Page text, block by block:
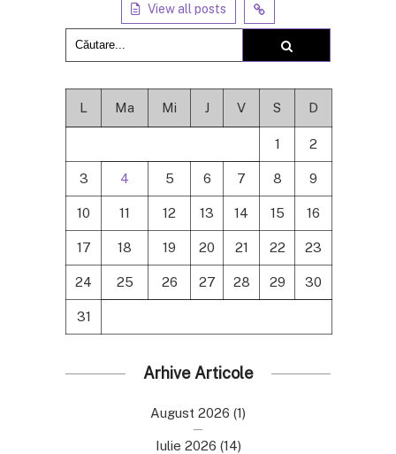
View all posts
L Ma Mi J V S D
1 2
3 4 5 6 7 8 9
10 11 12 13 14 15 16
17 18 19 20 21 22 23
24 25 26 27 28 29 30
31
Arhive Articole
August 2026 (1)
Iulie 2026 (14)